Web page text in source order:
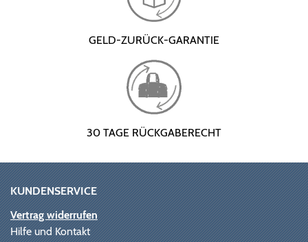
GELD-ZURÜCK-GARANTIE
30 TAGE RÜCKGABERECHT
KUNDENSERVICE
Vertrag widerrufen
Hilfe und Kontakt